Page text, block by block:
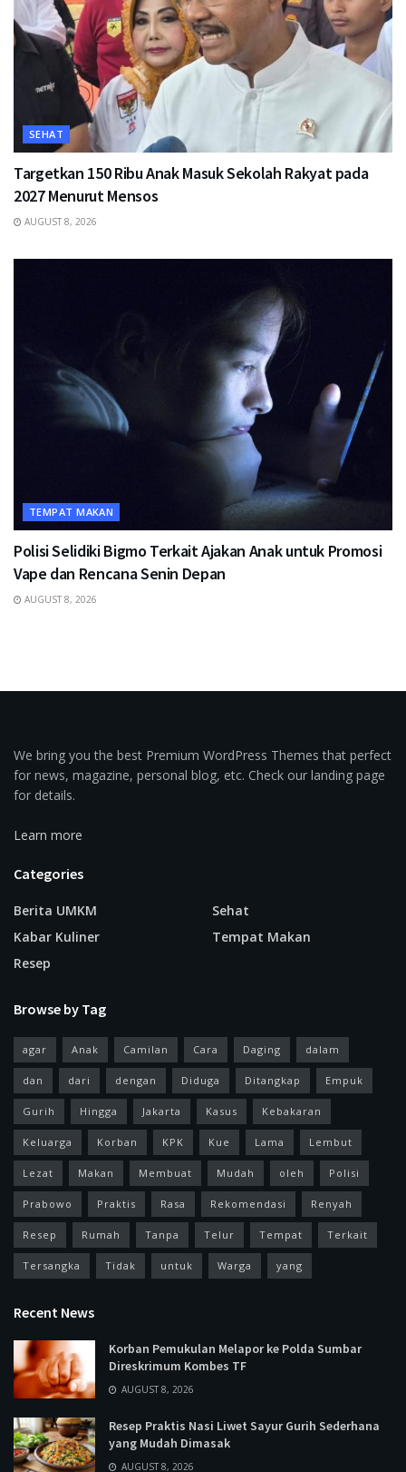
SEHAT
Targetkan 150 Ribu Anak Masuk Sekolah Rakyat pada
2027 Menurut Mensos
AUGUST 8, 2026
TEMPAT MAKAN
Polisi Selidiki Bigmo Terkait Ajakan Anak untuk Promosi
Vape dan Rencana Senin Depan
AUGUST 8, 2026
We bring you the best Premium WordPress Themes that perfect
for news, magazine, personal blog, etc. Check our landing page
for details.
Learn more
Categories
Berita UMKM
Kabar Kuliner
Resep
Sehat
Tempat Makan
Browse by Tag
agar Anak Camilan Cara Daging dalam
dan dari dengan Diduga Ditangkap Empuk
Gurih Hingga Jakarta Kasus Kebakaran
Keluarga Korban KPK Kue Lama Lembut
Lezat Makan Membuat Mudah oleh Polisi
Prabowo Praktis Rasa Rekomendasi Renyah
Resep Rumah Tanpa Telur Tempat Terkait
Tersangka Tidak untuk Warga yang
Recent News
Korban Pemukulan Melapor ke Polda Sumbar
Direskrimum Kombes TF
AUGUST 8, 2026
Resep Praktis Nasi Liwet Sayur Gurih Sederhana
yang Mudah Dimasak
AUGUST 8, 2026